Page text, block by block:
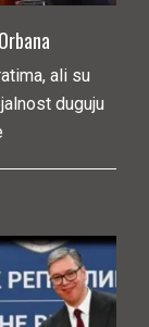
ali su
duguju